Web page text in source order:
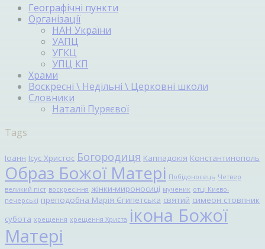
Географічні пункти
Організації
НАН України
УАПЦ
УГКЦ
УПЦ КП
Храми
Воскресні \ Недільні \ Церковні школи
Словники
Наталії Пуряєвої
Tags
Іоанн Ісус Христос Богородиця Каппадокія Константинополь
Образ Божої Матері Побідоносець Четвер
великий піст воскресіння жінки-мироносиці мученик отці Києво-
печерські преподобна Марія Єгипетська святий симеон стовпник
субота хрещення хрещення Христа ікона Божої
Матері